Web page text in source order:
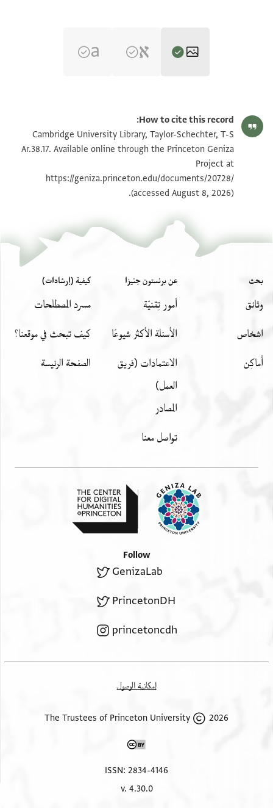
T-S Ar.38.17 1v تكبير و تدوير
بيان أذونات الصورة
How to cite this record:
Cambridge University Library, Taylor-Schechter, T-S
Ar.38.17. Available online through the Princeton Geniza
Project at
https://geniza.princeton.edu/documents/20728/
(accessed August 8, 2026).
بحث
وثائق
اشخاص
أَماكِن
عن برنستون جنيزا
أمور تِقنيّة
الأسئلة الأكثر شيوعًا
الاعتمادات (فريق
العمل)
المصادر
تواصل معنا
كيفية (إرشادات)
مسرد المصطلحات
كيف تبحث في موقعنا؟
الصفحة الرئيسة
Follow
GenizaLab
PrincetonDH
princetoncdh
إمكانية الوصول
2026 The Trustees of Princeton University
ISSN: 2834-4146
v. 4.30.0